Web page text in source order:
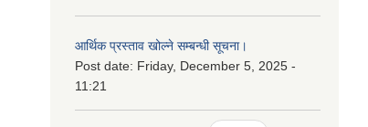
आर्थिक प्रस्ताव खोल्ने सम्बन्धी सूचना।
Post date: Friday, December 5, 2025 -
11:21